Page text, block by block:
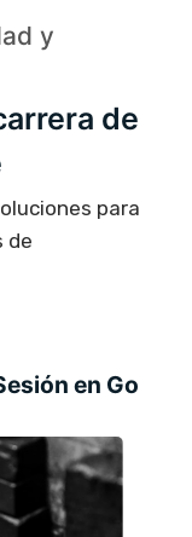
y
de
para
de
en Go